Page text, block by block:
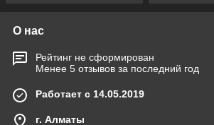
О нас
Рейтинг не сформирован
Менее 5 отзывов за последний год
Работает с 14.05.2019
г. Алматы